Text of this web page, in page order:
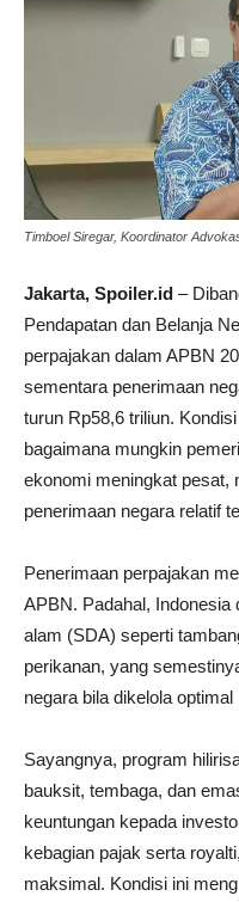
Timboel Siregar, Koordinator
Jakarta, Spoiler.id –
Pendapatan dan Belanja
perpajakan dalam APBN
sementara penerimaan
turun Rp58,6 triliun.
bagaimana mungkin
ekonomi meningkat pesat,
penerimaan negara relatif
Penerimaan perpajakan
APBN. Padahal,
alam (SDA) seperti
perikanan, yang
negara bila dikelola
Sayangnya, program
bauksit, tembaga, dan
keuntungan kepada
kebagian pajak serta
maksimal. Kondisi ini